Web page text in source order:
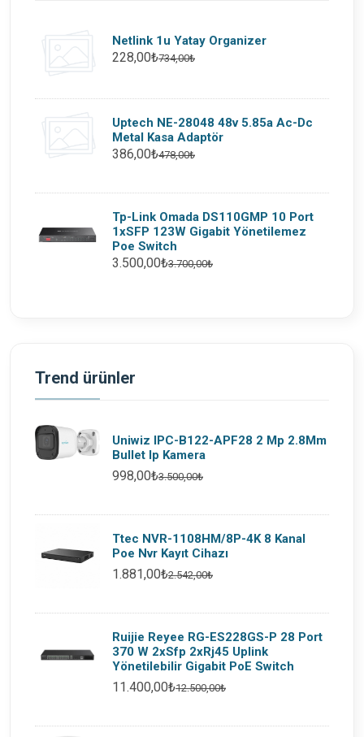
Netlink 1u Yatay Organizer
228,00₺734,00₺
Uptech NE-28048 48v 5.85a Ac-Dc
Metal Kasa Adaptör
386,00₺478,00₺
Tp-Link Omada DS110GMP 10 Port
1xSFP 123W Gigabit Yönetilemez
Poe Switch
3.500,00₺3.700,00₺
Trend ürünler
Uniwiz IPC-B122-APF28 2 Mp 2.8Mm
Bullet Ip Kamera
998,00₺3.500,00₺
Ttec NVR-1108HM/8P-4K 8 Kanal
Poe Nvr Kayıt Cihazı
1.881,00₺2.542,00₺
Ruijie Reyee RG-ES228GS-P 28 Port
370 W 2xSfp 2xRj45 Uplink
Yönetilebilir Gigabit PoE Switch
11.400,00₺12.500,00₺